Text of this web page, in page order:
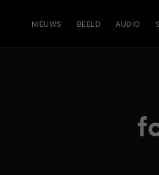
NIEUWS BEELD AUDIO